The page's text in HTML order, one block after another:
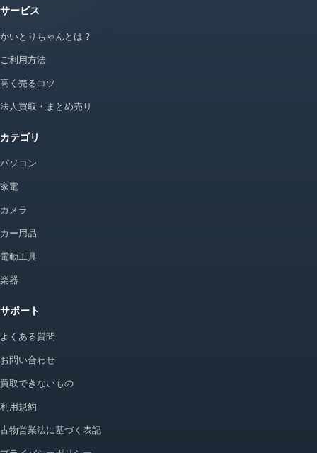
サービス
かいとりちゃんとは？
ご利用方法
高く売るコツ
法人買取・まとめ売り
カテゴリ
パソコン
家電
カメラ
カー用品
電動工具
楽器
サポート
よくある質問
お問い合わせ
買取できないもの
利用規約
古物営業法に基づく表記